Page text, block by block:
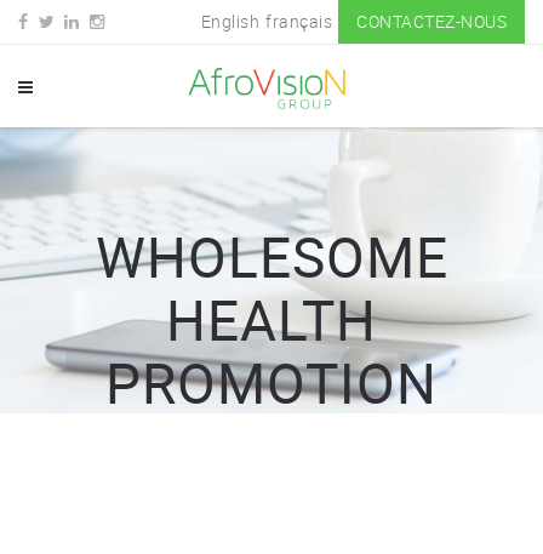
English français CONTACTEZ-NOUS
WHOLESOME
HEALTH
PROMOTION